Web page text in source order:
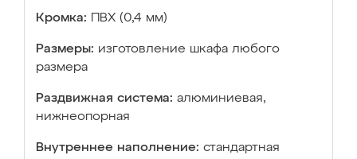
Кромка: ПВХ (0,4 мм)
Размеры: изготовление шкафа любого
размера
Раздвижная система: алюминиевая,
нижнеопорная
Внутреннее наполнение: стандартная